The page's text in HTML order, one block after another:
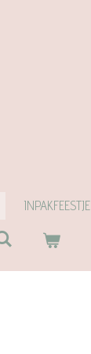
INPAKFEESTJE